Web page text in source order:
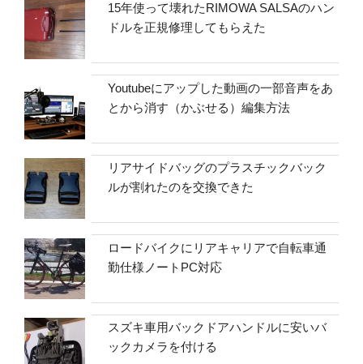
15年使って壊れたRIMOWA SALSAのハン
ドルを正規修理してもらえた
Youtubeにアップした動画の一部音声をあ
とから消す（かぶせる）編集方法
リアサイドバッグのプラスチックバック
ルが割れたのを交換できた
ロードバイクにリアキャリアで自転車通
勤仕様ノートPC対応
スズキ車用バックドアハンドルに安いバ
ックカメラを付ける